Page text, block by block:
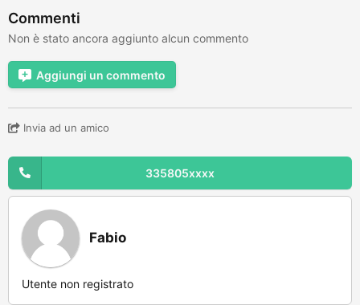
Commenti
Non è stato ancora aggiunto alcun commento
Aggiungi un commento
Invia ad un amico
335805xxxx
Fabio
Utente non registrato